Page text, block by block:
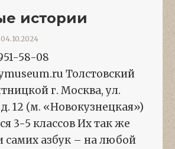
истории
04.10.2024
58-08
Толстовский
г. Москва, ул.
12 (м. «Новокузнецкая»)
3-5 классов Их так же
самих азбук – на любой